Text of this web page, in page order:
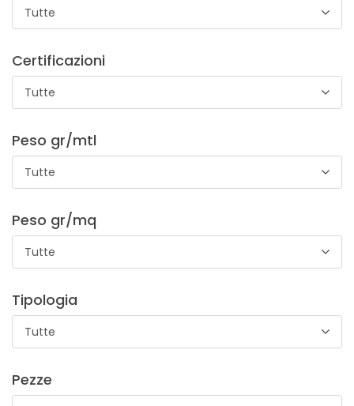
Marabou 491
Sciarpa di piume naturali, ideale per la realizzazione di abiti,
accessori teatrali e carnevaleschi.
Tutte
Certificazioni
Tutte
Peso gr/mtl
Tutte
Peso gr/mq
Tutte
Tipologia
Tutte
Pezze